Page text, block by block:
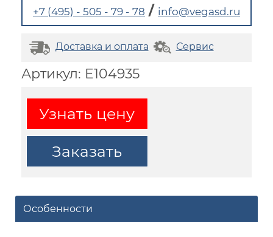
+7 (495) - 505 - 79 - 78 / info@vegasd.ru
Доставка и оплата Сервис
Артикул: E104935
Узнать цену
Заказать
Особенности